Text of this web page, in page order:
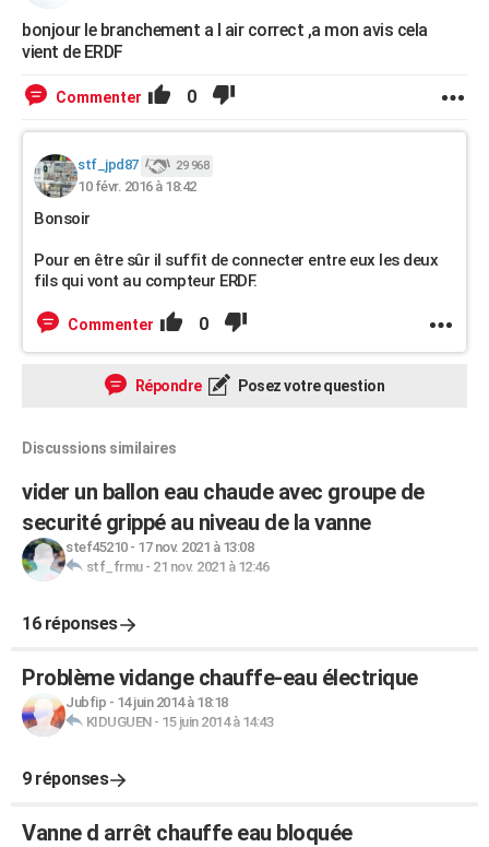
bonjour le branchement a l air correct ,a mon avis cela
vient de ERDF
Commenter 0
stf_jpd87 29 968
10 févr. 2016 à 18:42
Bonsoir
Pour en être sûr il suffit de connecter entre eux les deux
fils qui vont au compteur ERDF.
Commenter 0
Répondre Posez votre question
Discussions similaires
vider un ballon eau chaude avec groupe de
securité grippé au niveau de la vanne
stef45210- 17 nov. 2021 à 13:08
stf_frmu- 21 nov. 2021 à 12:46
16 réponses
Problème vidange chauffe-eau électrique
Jubfip - 14 juin 2014 à 18:18
KIDUGUEN- 15 juin 2014 à 14:43
9 réponses
Vanne d arrêt chauffe eau bloquée